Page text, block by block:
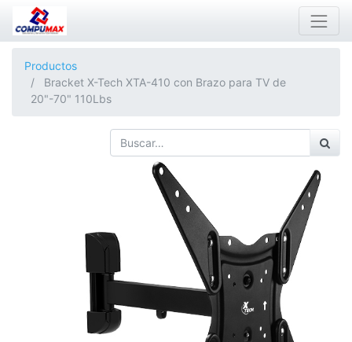
Productos
Bracket X-Tech XTA-410 con Brazo para TV de
20"-70" 110Lbs